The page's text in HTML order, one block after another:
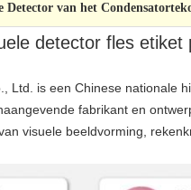
Detector van het
detector fles etiket
Ltd. is een Chinese nationale
fabrikant en
visuele beeldvorming,